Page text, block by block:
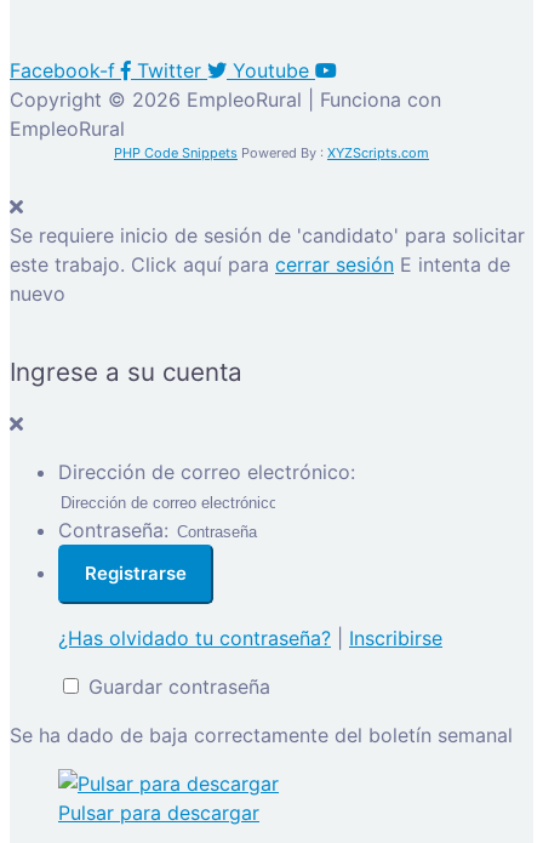
Facebook-f Twitter
Youtube
Copyright © 2026 EmpleoRural | Funciona con
EmpleoRural
PHP Code Snippets Powered By : XYZScripts.com
Se requiere inicio de sesión de 'candidato' para solicitar
este trabajo. Click aquí para cerrar sesión E intenta de
nuevo
Ingrese a su cuenta
Dirección de correo electrónico:
Contraseña:
¿Has olvidado tu contraseña?
Inscribirse
Guardar contraseña
Se ha dado de baja correctamente del boletín semanal
Pulsar para descargar